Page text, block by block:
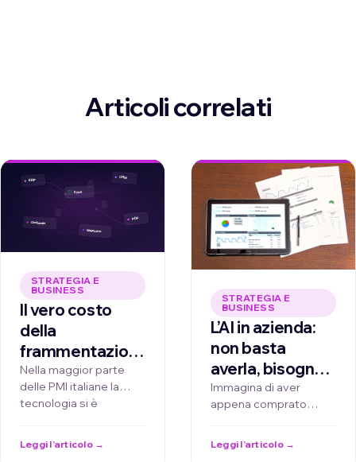
Articoli correlati
STRATEGIA E
BUSINESS
Il vero costo
della
frammentazione:
l'AI non basta
comprarla, va
messa sui
Nella maggior parte
delle PMI italiane la
tecnologia si è
applicazioni verticali e
Leggi l’articolo →
STRATEGIA E
BUSINESS
L’AI in azienda:
non basta
averla, bisogna
saperla guidare
per vincere
Immagina di aver
appena comprato
veloce, piena di …
Leggi l’articolo →